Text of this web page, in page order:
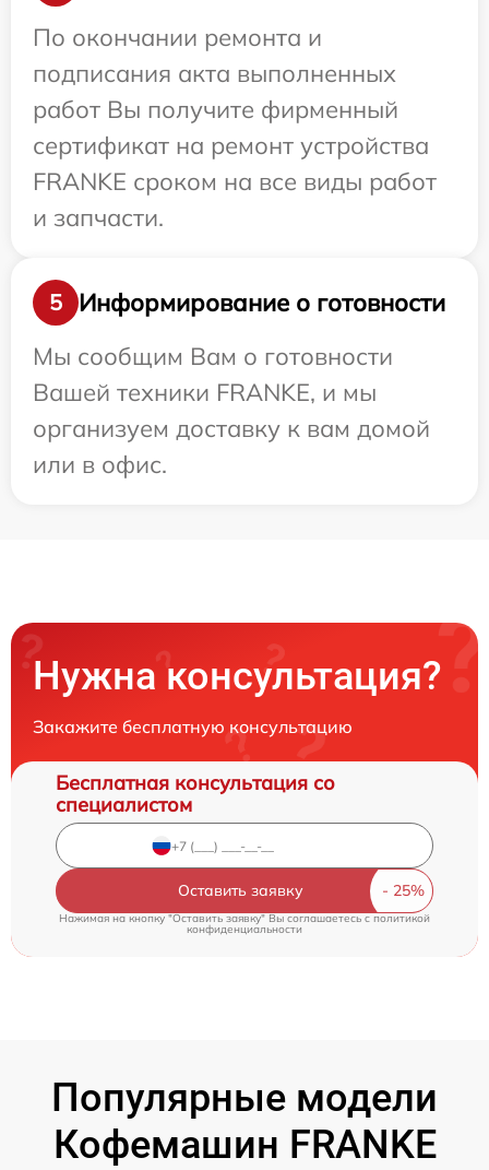
По окончании ремонта и
подписания акта выполненных
работ Вы получите фирменный
сертификат на ремонт устройства
FRANKE сроком на все виды работ
и запчасти.
5
Информирование о готовности
Мы сообщим Вам о готовности
Вашей техники FRANKE, и мы
организуем доставку к вам домой
или в офис.
Нужна консультация?
Закажите бесплатную консультацию
Бесплатная консультация со
специалистом
Оставить заявку
Нажимая на кнопку "Оставить заявку" Вы соглашаетесь cполитикой
конфиденциальности
Популярные модели
Кофемашин FRANKE